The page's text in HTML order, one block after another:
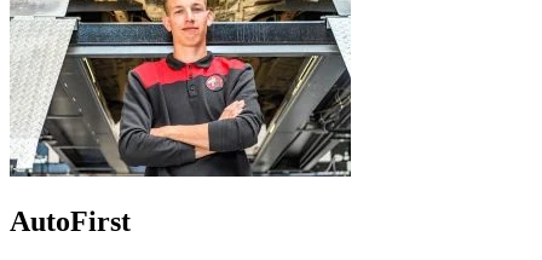
AutoFirst